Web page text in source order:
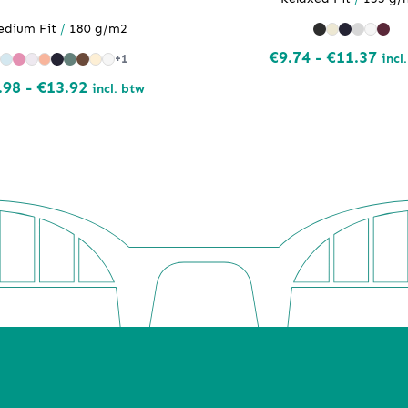
Fit / 180 g/m2
+1
- €13.92Prijsklasse:
incl. btw
€9.74 - €11.37